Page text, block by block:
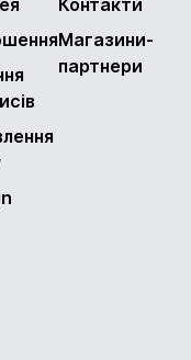
Контакти
Магазини-
партнери